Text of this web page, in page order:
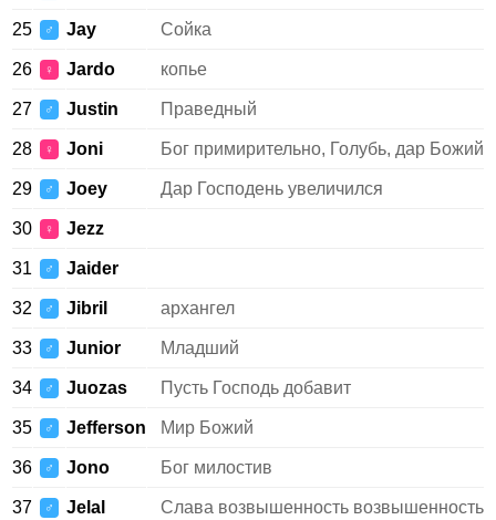
25 ♂ Jay Сойка
26 ♀ Jardo копье
27 ♂ Justin Праведный
28 ♀ Joni Бог примирительно, Голубь, дар Божий
29 ♂ Joey Дар Господень увеличился
30 ♀ Jezz
31 ♂ Jaider
32 ♂ Jibril архангел
33 ♂ Junior Младший
34 ♂ Juozas Пусть Господь добавит
35 ♂ Jefferson Мир Божий
36 ♂ Jono Бог милостив
37 ♂ Jelal Слава возвышенность возвышенность